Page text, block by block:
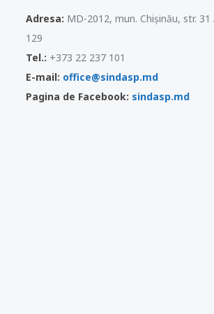
Adresa: MD-2012, mun. Chișinău, str.
129
Tel.: +373 22 237 101
E-mail: office@sindasp.md
Pagina de Facebook: sindasp.md